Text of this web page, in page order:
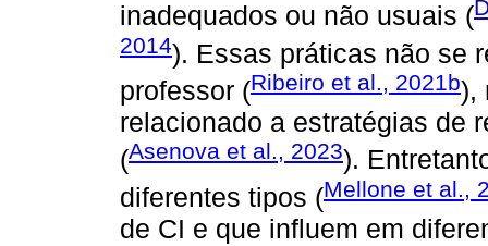
inadequados ou não usuais (
2014). Essas práticas não se
professor (Ribeiro et al., 2021b),
relacionado a estratégias de
(Asenova et al., 2023).
diferentes tipos (Mellone et al.,
de CI e que influem em